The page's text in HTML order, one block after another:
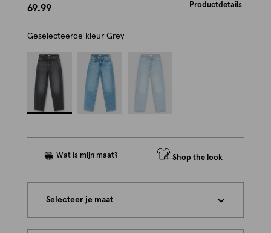
69.99 Productdetails
Geselecteerde kleur Grey
Shop the look
Selecteer je maat